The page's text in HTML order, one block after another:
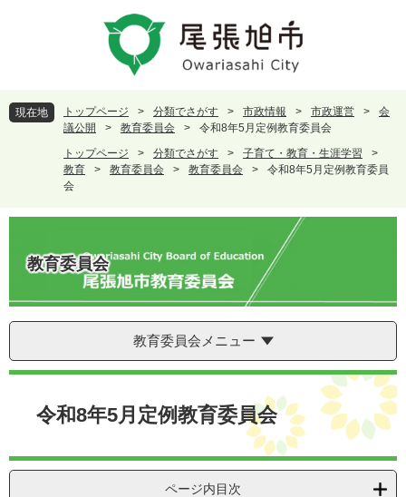
頭
で
飛
ば
へ
現在地 トップページ > 分類でさがす > 市政情報 > 市政運営 >
会
議公開
> 教育委員会 >
令和8年5月定例教育委員会
トップページ
> 分類でさがす > 子育て・教育・生涯学習
>
教育
> 教育委員会 > 教育委員会 >
令和8年5月定例教育委員
会
教育委員会
教育委員会メニュー
本
令和8年5月定例教育委員会
ページ内目次